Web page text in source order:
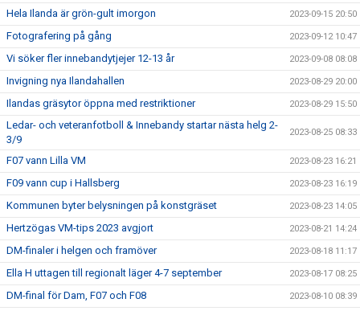
Hela Ilanda är grön-gult imorgon 2023-09-15 20:50
Fotografering på gång 2023-09-12 10:47
Vi söker fler innebandytjejer 12-13 år 2023-09-08 08:08
Invigning nya Ilandahallen 2023-08-29 20:00
Ilandas gräsytor öppna med restriktioner 2023-08-29 15:50
Ledar- och veteranfotboll & Innebandy startar nästa helg 2-
3/9
2023-08-25 08:33
F07 vann Lilla VM 2023-08-23 16:21
F09 vann cup i Hallsberg 2023-08-23 16:19
Kommunen byter belysningen på konstgräset 2023-08-23 14:05
Hertzögas VM-tips 2023 avgjort 2023-08-21 14:24
DM-finaler i helgen och framöver 2023-08-18 11:17
Ella H uttagen till regionalt läger 4-7 september 2023-08-17 08:25
DM-final för Dam, F07 och F08 2023-08-10 08:39